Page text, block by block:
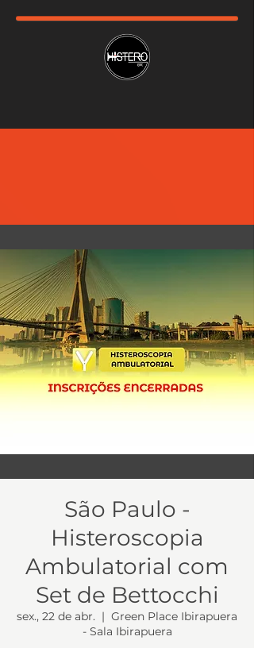
São Paulo -
Histeroscopia
Ambulatorial com
Set de Bettocchi
sex., 22 de abr.
  |
Green Place Ibirapuera
- Sala Ibirapuera